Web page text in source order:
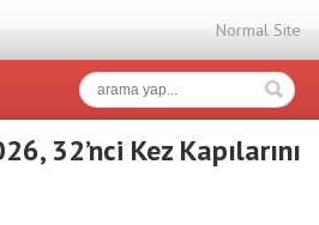
Normal Site
32’nci Kez Kapılarını